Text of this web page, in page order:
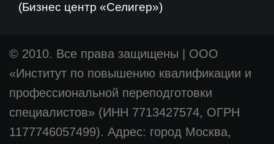
(Бизнес центр «Селигер»)
© 2010. Все права защищены
ООО
«Институт по повышению квалификации и
профессиональной переподготовки
специалистов» (ИНН 7713427574, ОГРН
1177746057499). Адрес: город Москва,